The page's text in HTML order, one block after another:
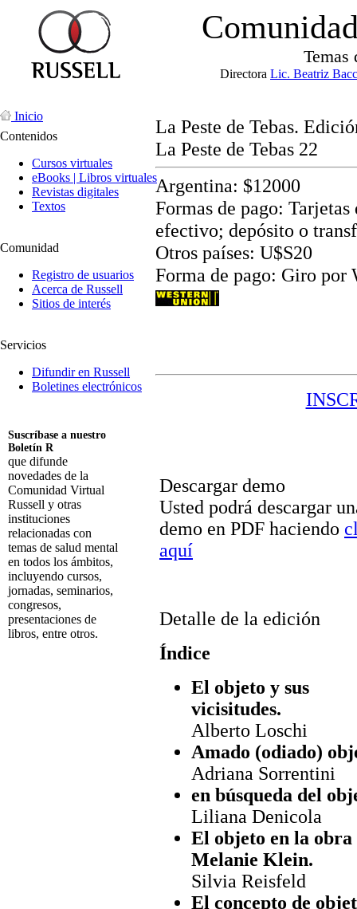
Temas
Directora Lic. Beatriz
Inicio
Contenidos
Cursos virtuales
eBooks | Libros virtuales
Revistas digitales
Textos
Comunidad
Registro de usuarios
Acerca de Russell
Sitios de interés
Servicios
Difundir en Russell
Boletines electrónicos
Suscríbase a nuestro
Boletín R
que difunde
novedades de la
Comunidad Virtual
Russell y otras
instituciones
relacionadas con
temas de salud mental
en todos los ámbitos,
incluyendo cursos,
jornadas, seminarios,
congresos,
presentaciones de
libros, entre otros.
La Peste de Tebas.
La Peste de Tebas 22
Argentina: $12000
Formas de pago:
efectivo; depósito o
Otros países: U$S20
Forma de pago: Giro por
Descargar demo
Usted podrá descargar
demo en PDF haciendo
aquí
Detalle de la edición
Índice
El objeto y sus
vicisitudes.
Alberto Loschi
Amado (odiado)
Adriana Sorrentini
en búsqueda del
Liliana Denicola
El objeto en la obra
Melanie Klein.
Silvia Reisfeld
El concepto de